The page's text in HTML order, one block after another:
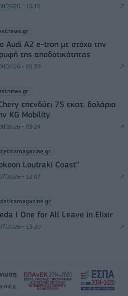
2026 - 10:12
Audi A2 e-tron με στόχο την
της αποδοτικότητας
2026 - 05:39
επενδύει 75 εκατ. δολάρια
KG Mobility
2026 - 09:24
Loutraki Coast”
2026 - 12:07
I One for All Leave in Elixir
2026 - 13:20